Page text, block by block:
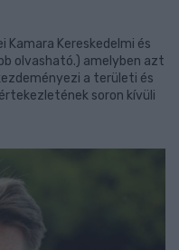
Kamara Kereskedelmi és
olvasható.) amelyben azt
a területi és
soron kívüli